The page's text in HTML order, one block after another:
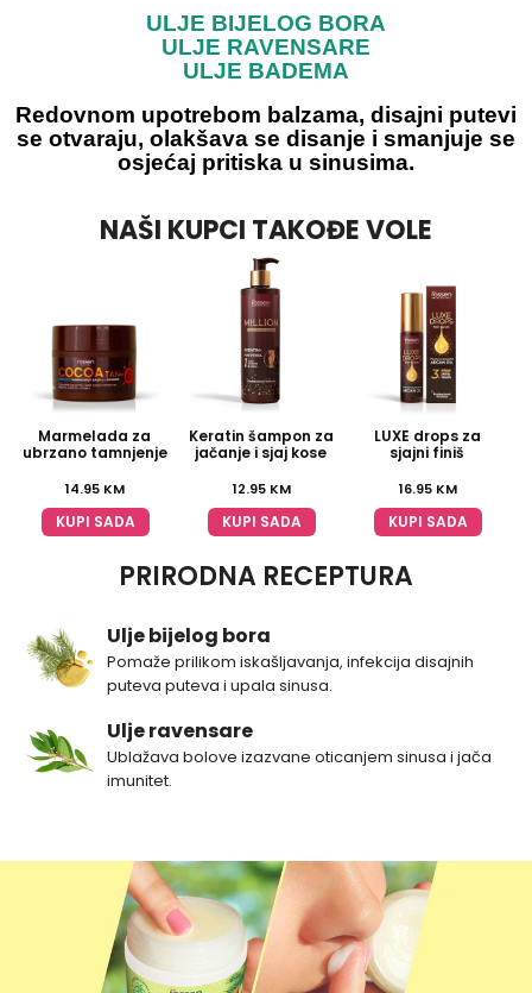
ULJE BIJELOG BORA
ULJE RAVENSARE
ULJE BADEMA
Redovnom upotrebom balzama, disajni putevi
se otvaraju, olakšava se disanje i smanjuje se
osjećaj pritiska u sinusima.
NAŠI KUPCI TAKOĐE VOLE
Marmelada za
ubrzano tamnjenje
14.95 KM
KUPI SADA
Keratin šampon za
jačanje i sjaj kose
12.95 KM
KUPI SADA
LUXE drops za
sjajni finiš
16.95 KM
KUPI SADA
PRIRODNA RECEPTURA
Ulje bijelog bora
Pomaže prilikom iskašljavanja, infekcija disajnih
puteva puteva i upala sinusa.
Ulje ravensare
Ublažava bolove izazvane oticanjem sinusa i jača
imunitet.